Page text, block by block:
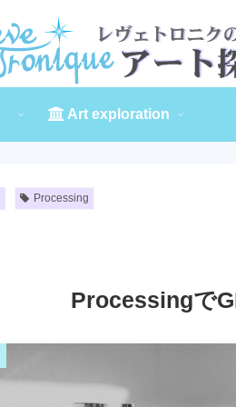
Art exploration
Processing
Processingで